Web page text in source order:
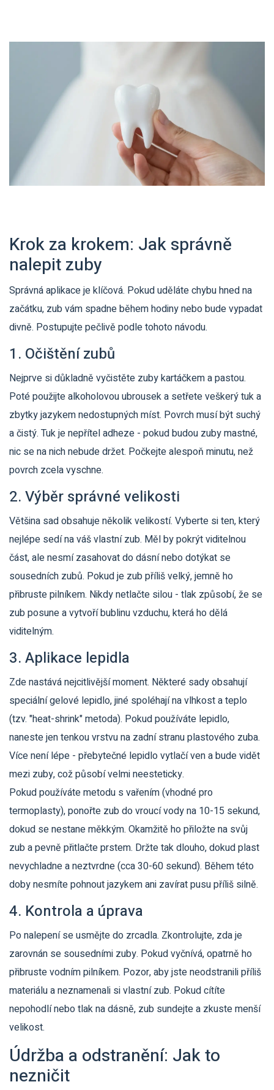
Krok za krokem: Jak správně
nalepit zuby
Správná aplikace je klíčová. Pokud uděláte chybu hned na
začátku, zub vám spadne během hodiny nebo bude vypadat
divně. Postupujte pečlivě podle tohoto návodu.
1. Očištění zubů
Nejprve si důkladně vyčistěte zuby kartáčkem a pastou.
Poté použijte alkoholovou ubrousek a setřete veškerý tuk a
zbytky jazykem nedostupných míst. Povrch musí být suchý
a čistý. Tuk je nepřítel adheze - pokud budou zuby mastné,
nic se na nich nebude držet. Počkejte alespoň minutu, než
povrch zcela vyschne.
2. Výběr správné velikosti
Většina sad obsahuje několik velikostí. Vyberte si ten, který
nejlépe sedí na váš vlastní zub. Měl by pokrýt viditelnou
část, ale nesmí zasahovat do dásní nebo dotýkat se
sousedních zubů. Pokud je zub příliš velký, jemně ho
přibruste pilníkem. Nikdy netlačte silou - tlak způsobí, že se
zub posune a vytvoří bublinu vzduchu, která ho dělá
viditelným.
3. Aplikace lepidla
Zde nastává nejcitlivější moment. Některé sady obsahují
speciální gelové lepidlo, jiné spoléhají na vlhkost a teplo
(tzv. "heat-shrink" metoda). Pokud používáte lepidlo,
naneste jen tenkou vrstvu na zadní stranu plastového zuba.
Více není lépe - přebytečné lepidlo vytlačí ven a bude vidět
mezi zuby, což působí velmi neesteticky.
Pokud používáte metodu s vařením (vhodné pro
termoplasty), ponořte zub do vroucí vody na 10-15 sekund,
dokud se nestane měkkým. Okamžitě ho přiložte na svůj
zub a pevně přitlačte prstem. Držte tak dlouho, dokud plast
nevychladne a neztvrdne (cca 30-60 sekund). Během této
doby nesmíte pohnout jazykem ani zavírat pusu příliš silně.
4. Kontrola a úprava
Po nalepení se usmějte do zrcadla. Zkontrolujte, zda je
zarovnán se sousedními zuby. Pokud vyčnívá, opatrně ho
přibruste vodním pilníkem. Pozor, aby jste neodstranili příliš
materiálu a neznamenali si vlastní zub. Pokud cítíte
nepohodlí nebo tlak na dásně, zub sundejte a zkuste menší
velikost.
Údržba a odstranění: Jak to
nezničit